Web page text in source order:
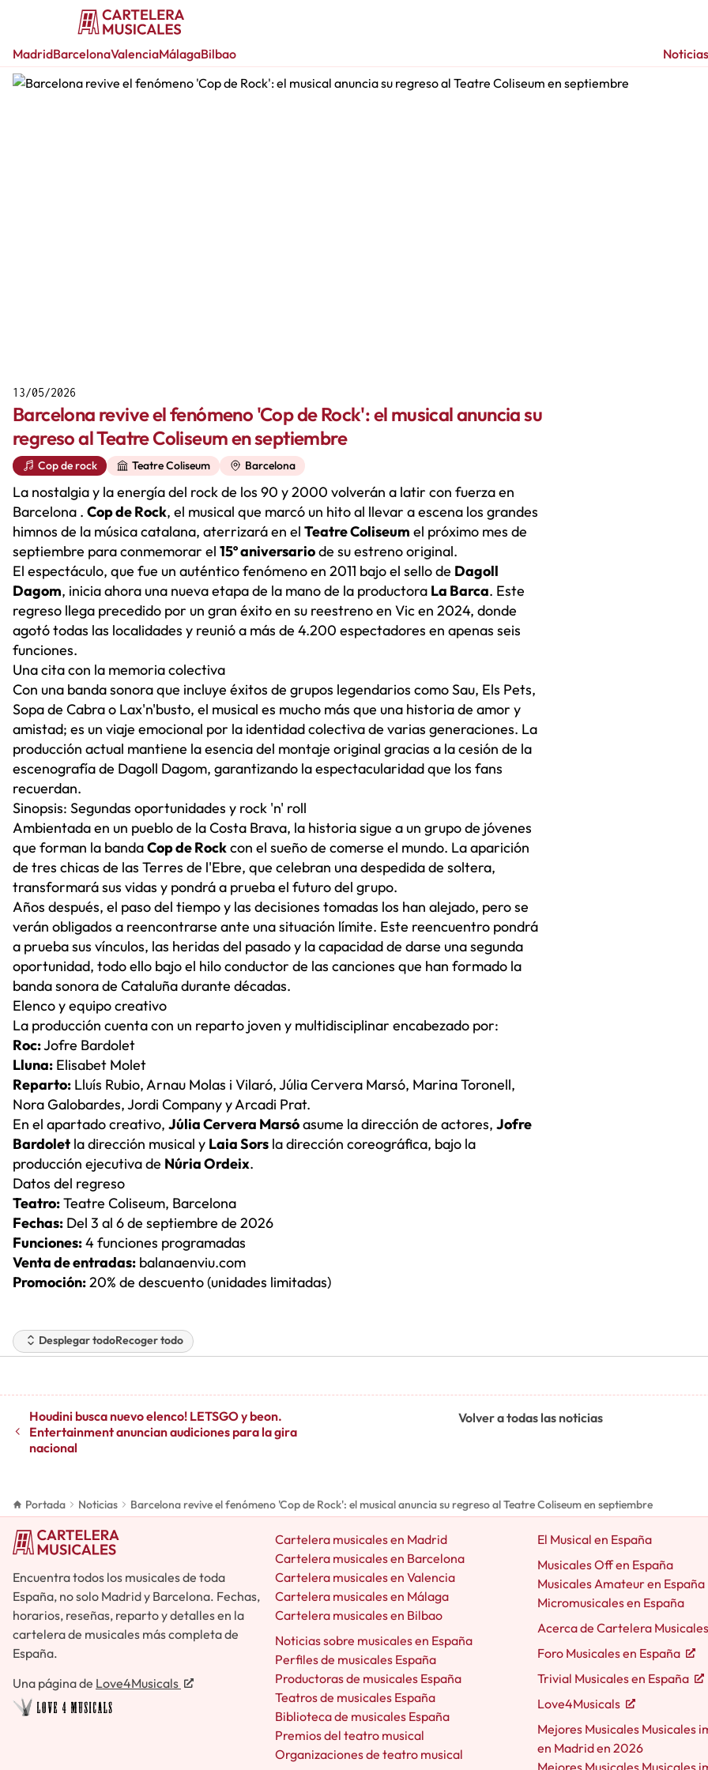
MadridBarcelonaValenciaMálagaBilbao Noticias
13/05/2026
Barcelona revive el fenómeno 'Cop de Rock': el musical anuncia su
regreso al Teatre Coliseum en septiembre
Cop de rock Teatre Coliseum Barcelona
La nostalgia y la energía del rock de los 90 y 2000 volverán a latir con fuerza en
Barcelona . Cop de Rock, el musical que marcó un hito al llevar a escena los grandes
himnos de la música catalana, aterrizará en el Teatre Coliseum el próximo mes de
septiembre para conmemorar el 15º aniversariode su estreno original.
El espectáculo, que fue un auténtico fenómeno en 2011 bajo el sello de Dagoll
Dagom, inicia ahora una nueva etapa de la mano de la productora La Barca. Este
regreso llega precedido por un gran éxito en su reestreno en Vic en 2024, donde
agotó todas las localidades y reunió a más de 4.200 espectadores en apenas seis
funciones.
Una cita con la memoria colectiva
Con una banda sonora que incluye éxitos de grupos legendarios como Sau, Els Pets,
Sopa de Cabra o Lax'n'busto, el musical es mucho más que una historia de amor y
amistad; es un viaje emocional por la identidad colectiva de varias generaciones. La
producción actual mantiene la esencia del montaje original gracias a la cesión de la
escenografía de Dagoll Dagom, garantizando la espectacularidad que los fans
recuerdan.
Sinopsis: Segundas oportunidades y rock 'n' roll
Ambientada en un pueblo de la Costa Brava, la historia sigue a un grupo de jóvenes
que forman la bandaCop de Rockcon el sueño de comerse el mundo. La aparición
de tres chicas de las Terres de l'Ebre, que celebran una despedida de soltera,
transformará sus vidas y pondrá a prueba el futuro del grupo.
Años después, el paso del tiempo y las decisiones tomadas los han alejado, pero se
verán obligados a reencontrarse ante una situación límite. Este reencuentro pondrá
a prueba sus vínculos, las heridas del pasado y la capacidad de darse una segunda
oportunidad, todo ello bajo el hilo conductor de las canciones que han formado la
banda sonora de Cataluña durante décadas.
Elenco y equipo creativo
La producción cuenta con un reparto joven y multidisciplinar encabezado por:
Roc:Jofre Bardolet
Lluna: Elisabet Molet
Reparto: Lluís Rubio, Arnau Molas i Vilaró, Júlia Cervera Marsó, Marina Toronell,
Nora Galobardes, Jordi Company y Arcadi Prat.
En el apartado creativo, Júlia Cervera Marsóasume la dirección de actores, Jofre
Bardolet la dirección musical y Laia Sors la dirección coreográfica, bajo la
producción ejecutiva de Núria Ordeix.
Datos del regreso
Teatro:Teatre Coliseum, Barcelona
Fechas: Del 3 al 6 de septiembre de 2026
Funciones:4 funciones programadas
Venta de entradas: balanaenviu.com
Promoción:20% de descuento (unidades limitadas)
Desplegar todoRecoger todo
Houdini busca nuevo elenco! LETSGO y beon.
Entertainment anuncian audiciones para la gira
nacional
Volver a todas las noticias
Portada Noticias Barcelona revive el fenómeno 'Cop de Rock': el musical anuncia su regreso al Teatre Coliseum en septiembre
Encuentra todos los musicales de toda
España, no solo Madrid y Barcelona. Fechas,
horarios, reseñas, reparto y detalles en la
cartelera de musicales más completa de
España.
Una página de Love4Musicals
Cartelera musicales en Madrid
Cartelera musicales en Barcelona
Cartelera musicales en Valencia
Cartelera musicales en Málaga
Cartelera musicales en Bilbao
Noticias sobre musicales en España
Perfiles de musicales España
Productoras de musicales España
Teatros de musicales España
Biblioteca de musicales España
Premios del teatro musical
Organizaciones de teatro musical
El Musical en España
Musicales Off en España
Musicales Amateur en España
Micromusicales en España
Acerca de Cartelera Musicales
Foro Musicales en España
Trivial Musicales en España
Love4Musicals
Mejores Musicales Musicales
en Madrid en 2026
Mejores Musicales Musicales